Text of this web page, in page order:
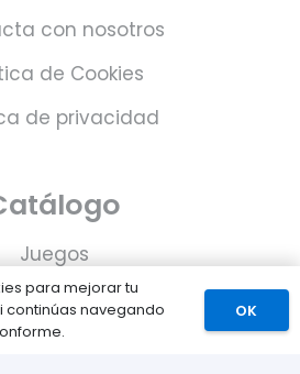
con nosotros
de Cookies
de privacidad
Juegos
Consolas
para tu PS5
para mejorar tu
continúas navegando
OK